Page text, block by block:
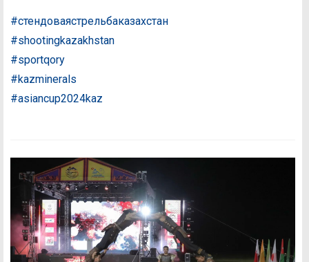
#стендоваястрельбаказахстан
#shootingkazakhstan
#sportqory
#kazminerals
#asiancup2024kaz